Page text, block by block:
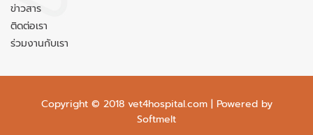
ข่าวสาร
ติดต่อเรา
ร่วมงานกับเรา
Copyright © 2018 vet4hospital.com | Powered by
Softmelt